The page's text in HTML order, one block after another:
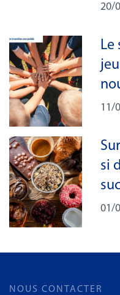
20/
Le
11/
si
01/
NOUS CONTACTER